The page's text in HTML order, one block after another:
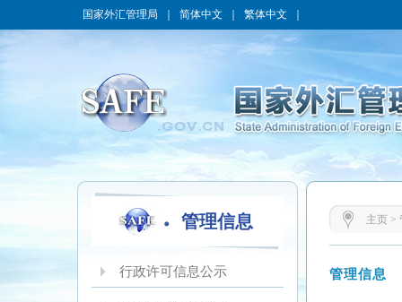
国家外汇管理局 简体中文 繁体中文
管理信息
行政许可信息公示
主页 >
管理信息